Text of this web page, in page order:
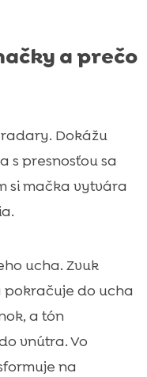
a prečo
Dokážu
s presnosťou sa
si mačka vytvára
ucha. Zvuk
pokračuje do ucha
a tón
vnútra. Vo
na